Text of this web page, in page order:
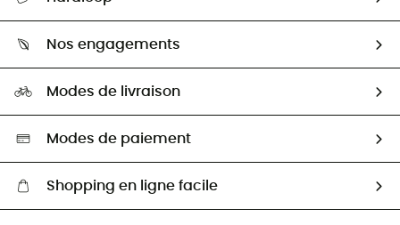
Retour & remboursement
Guide des tailles
Seconde Main
Aide & Contact
HardGuides
Nos engagements
Sélection éco-responsable
Modes de livraison
Modes de paiement
Shopping en ligne facile